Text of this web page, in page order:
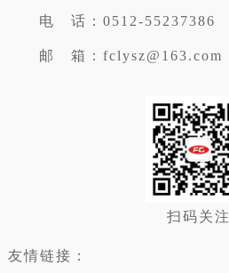
电 话：0512-55237386
邮 箱：fclysz@163.com
扫码关注
友情链接：